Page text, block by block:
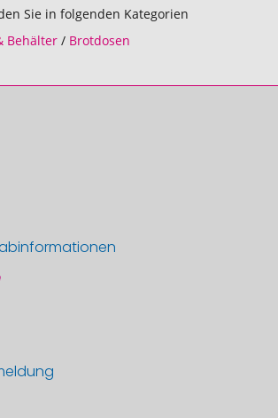
Sie in folgenden Kategorien
Behälter / Brotdosen